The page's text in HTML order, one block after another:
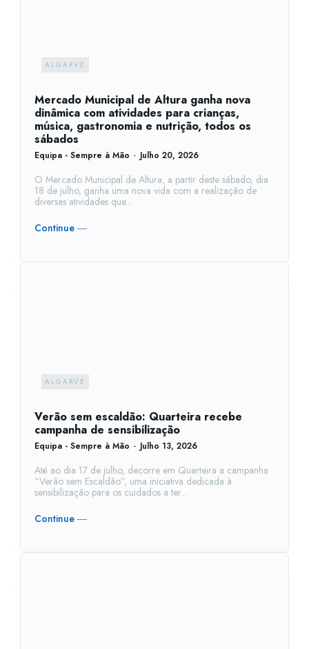
ALGARVE
Mercado Municipal de Altura ganha nova
dinâmica com atividades para crianças,
música, gastronomia e nutrição, todos os
sábados
Equipa - Sempre à Mão - Julho 20, 2026
O Mercado Municipal de Altura, a partir deste sábado, dia
18 de julho, ganha uma nova vida com a realização de
diversas atividades que...
Continue ―
ALGARVE
Verão sem escaldão: Quarteira recebe
campanha de sensibilização
Equipa - Sempre à Mão - Julho 13, 2026
Até ao dia 17 de julho, decorre em Quarteira a campanha
“Verão sem Escaldão”, uma iniciativa dedicada à
sensibilização para os cuidados a ter...
Continue ―